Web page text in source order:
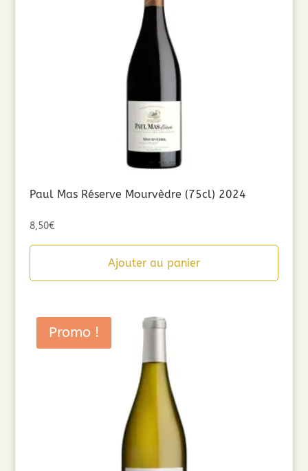
Paul Mas Réserve Mourvèdre (75cl) 2024
8,50€
Ajouter au panier
Promo !